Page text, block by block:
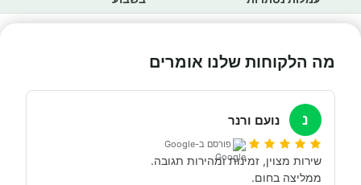
מה הלקוחות שלנו אומרים
נ נועם ורנר
פורסם ב-Google
ממליצה בחום.